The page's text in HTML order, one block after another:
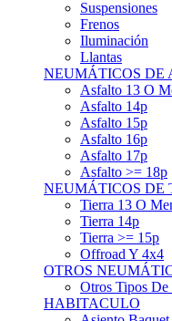
Iluminación
Llantas
NEUMÁTICOS DE
Asfalto 13 O
Asfalto 14p
Asfalto 15p
Asfalto 16p
Asfalto 17p
Asfalto >= 18p
NEUMÁTICOS DE
Tierra 13 O
Tierra 14p
Tierra >= 15p
Offroad Y 4x4
OTROS
Otros Tipos De
HABITACULO
Asiento Baquet
Arneses